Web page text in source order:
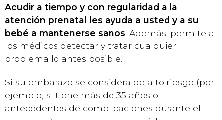
Acudir a tiempo y con regularidad a la
atención prenatal les ayuda a usted y a su
bebé a mantenerse sanos . Además, permite a
los médicos detectar y tratar cualquier
problema lo antes posible.
Si su embarazo se considera de alto riesgo (por
ejemplo, si tiene más de 35 años o
antecedentes de complicaciones durante el